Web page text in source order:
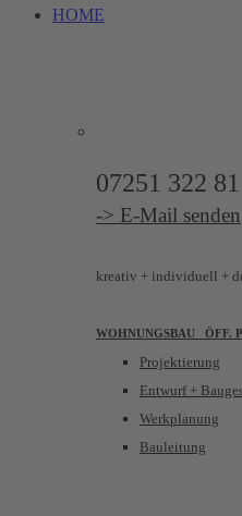
HOME
07251 322
-> E-Mail senden
kreativ + individuell +
WOHNUNGSBAU ÖFF.
Projektierung
Entwurf +
Werkplanung
Bauleitung